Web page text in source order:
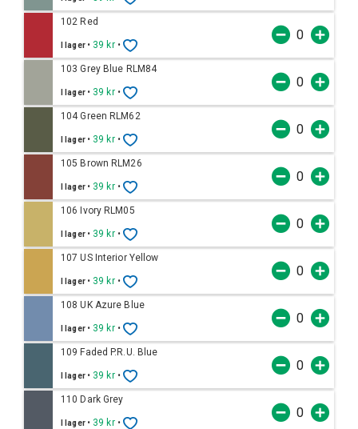
102 Red
I lager • 39 kr •
103 Grey Blue RLM84
I lager • 39 kr •
104 Green RLM62
I lager • 39 kr •
105 Brown RLM26
I lager • 39 kr •
106 Ivory RLM05
I lager • 39 kr •
107 US Interior Yellow
I lager • 39 kr •
108 UK Azure Blue
I lager • 39 kr •
109 Faded P.R.U. Blue
I lager • 39 kr •
110 Dark Grey
I lager • 39 kr •